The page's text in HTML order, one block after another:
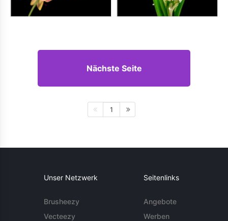
Nächste Seite
1
Unser Netzwerk
Brusheezy
Vecteezy
Seitenlinks
Angebote
Werben